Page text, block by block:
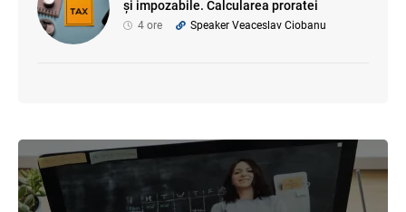
și impozabile. Calcularea proratei
4 ore Speaker Veaceslav Ciobanu